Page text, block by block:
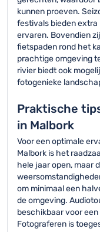
kunnen proeven.
festivals bieden extra
ervaren. Bovendien
fietspaden rond het
prachtige omgeving
rivier biedt ook
fotogenieke
Praktische
in Malbork
Voor een optimale
Malbork is het
hele jaar open, maar
om minimaal een
de omgeving.
beschikbaar voor
Fotograferen is